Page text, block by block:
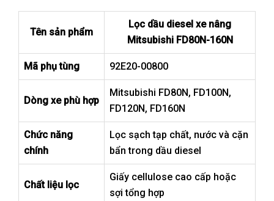
Tên sản phẩm
Lọc dầu diesel xe nâng
Mitsubishi FD80N-160N
Mã phụ tùng 92E20-00800
Dòng xe phù hợp
Mitsubishi FD80N, FD100N,
FD120N, FD160N
Chức năng
chính
Lọc sạch tạp chất, nước và cặn
bẩn trong dầu diesel
Chất liệu lọc
Giấy cellulose cao cấp hoặc
sợi tổng hợp